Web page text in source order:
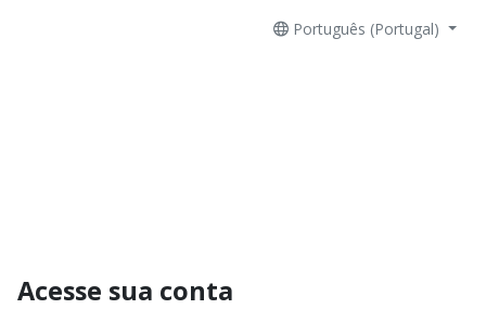
Português (Portugal)
Acesse sua conta